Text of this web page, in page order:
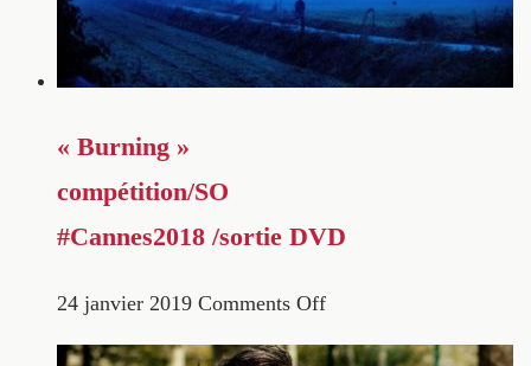
« Burning »
compétition/SO
#Cannes2018 /sortie DVD
24 janvier 2019 Comments Off